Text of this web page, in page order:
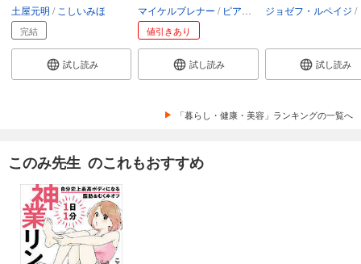
土屋元明 こしいみほ
完結
試し読み
マイケルブレナー ピアセーレンセン デイヴィッ
値引きあり
試し読み
ジョゼフ・ルペイジ
試し読み
「暮らし・健康・美容」ランキングの一覧へ
このみ先生 のこれもおすすめ